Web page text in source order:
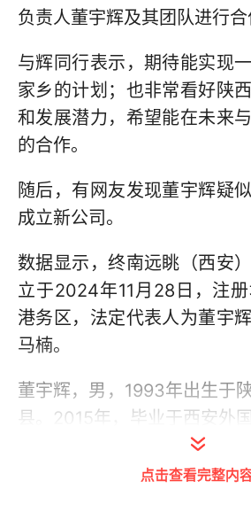
负责人董宇辉及其团队进行合
与辉同行表示，期待能实现
家乡的计划；也非常看好陕
和发展潜力，希望能在未来
的合作。
随后，有网友发现董宇辉疑
成立新公司。
数据显示，终南远眺（西安
立于2024年11月28日，注
港务区，法定代表人为董宇
马楠。
董宇辉，男，1993年出生于
县。2015年，毕业于西安外
英语（旅游）专业。2016年
新东方，担任英语老师。
点击查看完整内